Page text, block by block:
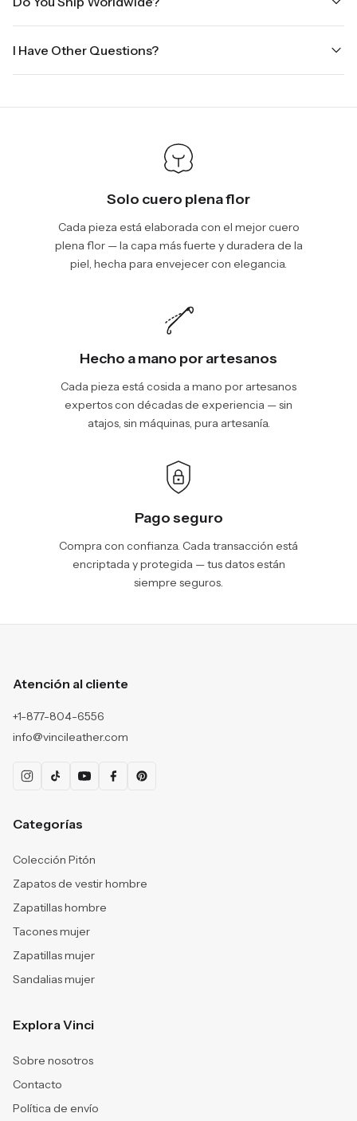
Orders placed Friday afternoon through Sunday or on holidays
will be shipped on the next business day. Please allow up to
the holidays. Standard shipping takes four to seven business
days, depending on your location. International shipments will
ground.
I Have Other Questions?
Solo cuero plena flor
Cada pieza está elaborada con el mejor cuero
plena flor — la capa más fuerte y duradera de la
piel, hecha para envejecer con elegancia.
Hecho a mano por artesanos
Cada pieza está cosida a mano por artesanos
expertos con décadas de experiencia — sin
atajos, sin máquinas, pura artesanía.
Pago seguro
Compra con confianza. Cada transacción está
encriptada y protegida — tus datos están
siempre seguros.
Atención al cliente
+1-877-804-6556
info@vincileather.com
Categorías
Colección Pitón
Zapatos de vestir hombre
Zapatillas hombre
Tacones mujer
Zapatillas mujer
Sandalias mujer
Explora Vinci
Sobre nosotros
Contacto
Política de envío